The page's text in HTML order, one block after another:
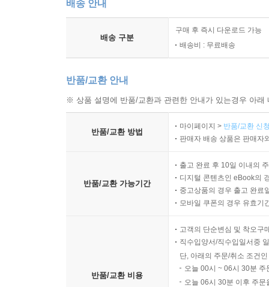
배송 안내
배송 구분
구매 후 즉시 다운로드 가능
배송비 : 무료배송
반품/교환 안내
※ 상품 설명에 반품/교환과 관련한 안내가 있는경우 아
반품/교환 방법
마이페이지 > 반품/교환 신
판매자 배송 상품은 판매자
반품/교환 가능기간
출고 완료 후 10일 이내의
디지털 콘텐츠인 eBook의
중고상품의 경우 출고 완료
모바일 쿠폰의 경우 유효기
반품/교환 비용
고객의 단순변심 및 착오구
직수입양서/직수입일서중
단, 아래의 주문/취소 조건
오늘 00시 ~ 06시 30분
오늘 06시 30분 이후 주